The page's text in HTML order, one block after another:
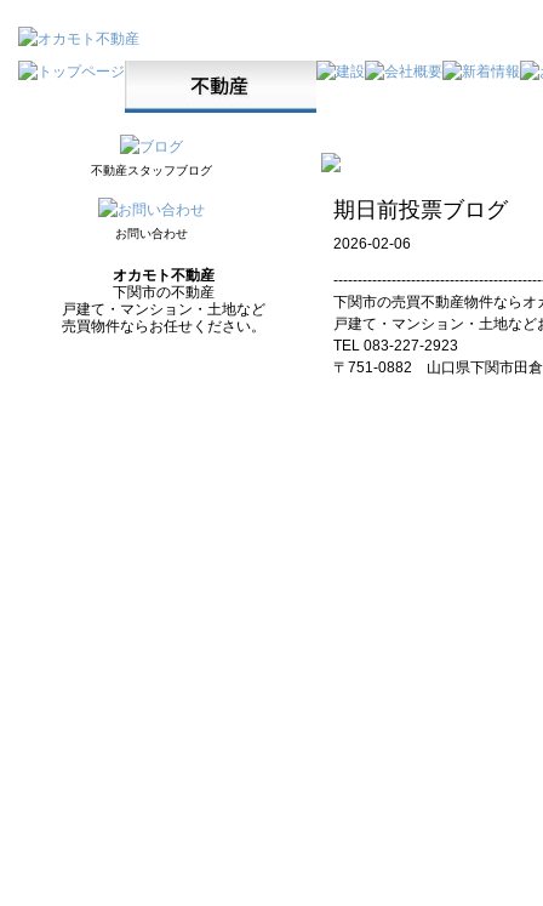
期日前投票ブログ
2026-02-06
下関市の売買不動産物件ならオ
戸建て・マンション・土地な
TEL 083-227-2923
〒751-0882 山口県下関市田
不動産スタッフブログ
お問い合わせ
オカモト不動産
下関市の不動産
戸建て・マンション・土地など
売買物件ならお任せください。